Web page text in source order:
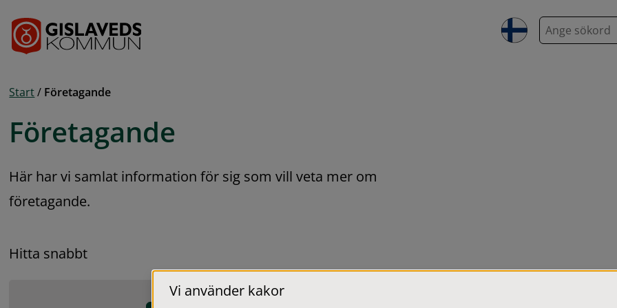
S
ö
Start / Företagande
Företagande
Här har vi samlat information för sig som vill veta mer om
företagande.
Hitta snabbt
Vi använder kakor